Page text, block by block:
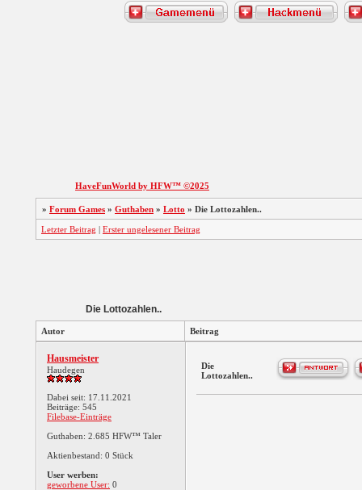
HaveFunWorld by HFW™ ©2025
» Forum Games » Guthaben » Lotto » Die Lottozahlen..
Letzter Beitrag | Erster ungelesener Beitrag
Die Lottozahlen..
Autor Beitrag
Hausmeister
Haudegen
Dabei seit: 17.11.2021
Beiträge: 545
Filebase-Einträge
Guthaben: 2.685 HFW™ Taler
Aktienbestand: 0 Stück
User werben:
geworbene User: 0
Die
Lottozahlen..